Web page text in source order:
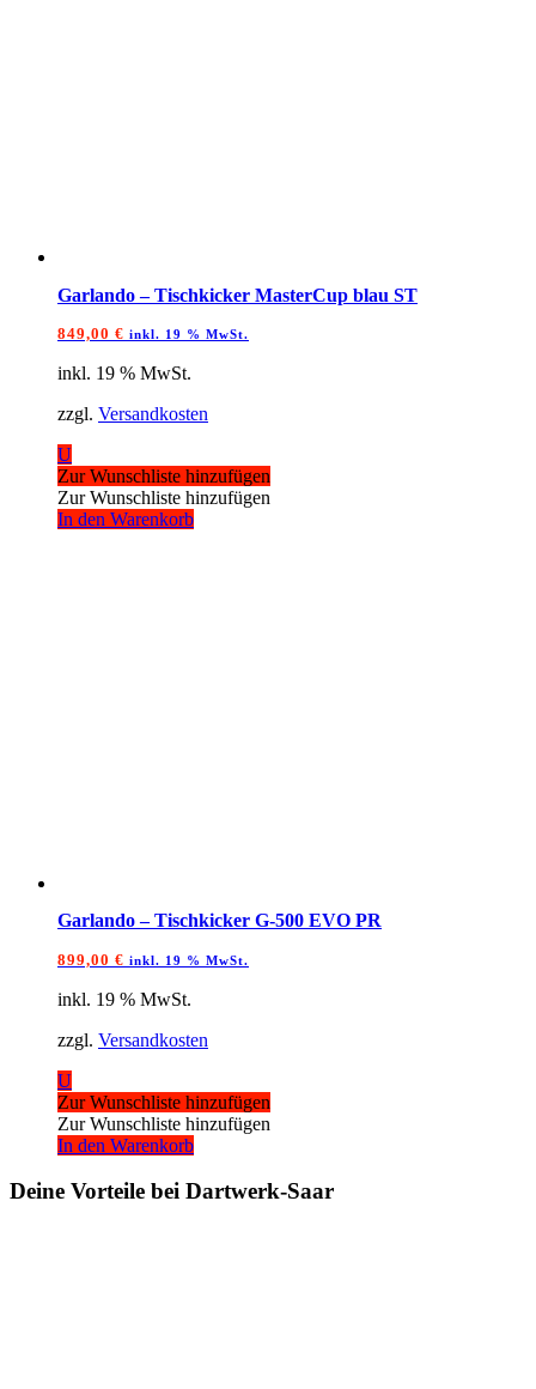
Garlando – Tischkicker MasterCup blau ST
849,00 € inkl. 19 % MwSt.
inkl. 19 % MwSt.
zzgl. Versandkosten
U
Zur Wunschliste hinzufügen
Zur Wunschliste hinzufügen
In den Warenkorb
Garlando – Tischkicker G-500 EVO PR
899,00 € inkl. 19 % MwSt.
inkl. 19 % MwSt.
zzgl. Versandkosten
U
Zur Wunschliste hinzufügen
Zur Wunschliste hinzufügen
In den Warenkorb
Deine Vorteile bei Dartwerk-Saar